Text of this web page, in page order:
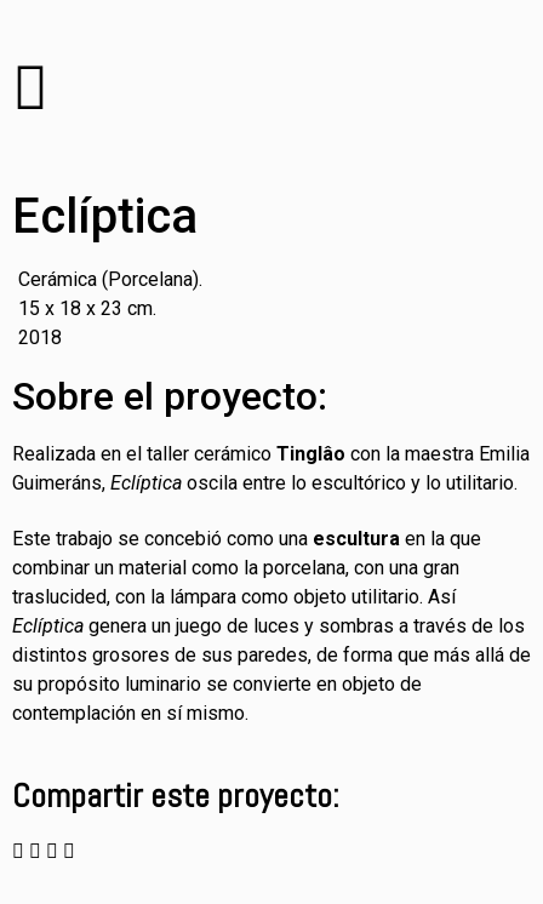
Eclíptica
Cerámica (Porcelana).
15 x 18 x 23 cm.
2018
Sobre el proyecto:
Realizada en el taller cerámico Tinglâo con la maestra Emilia
Guimeráns, Eclíptica oscila entre lo escultórico y lo utilitario.
Este trabajo se concebió como una escultura en la que
combinar un material como la porcelana, con una gran
traslucided, con la lámpara como objeto utilitario. Así
Eclíptica genera un juego de luces y sombras a través de los
distintos grosores de sus paredes, de forma que más allá de
su propósito luminario se convierte en objeto de
contemplación en sí mismo.
Compartir este proyecto: